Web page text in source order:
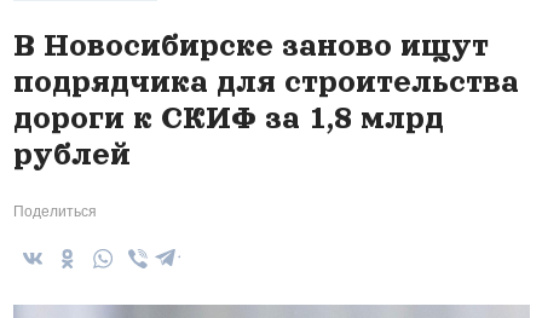
В Новосибирске заново ищут
подрядчика для строительства
дороги к СКИФ за 1,8 млрд
рублей
Поделиться